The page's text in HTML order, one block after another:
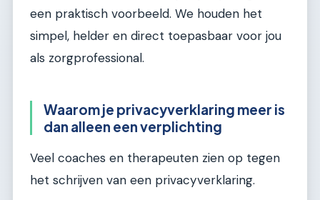
een praktisch voorbeeld. We houden het
simpel, helder en direct toepasbaar voor jou
als zorgprofessional.
Waarom je privacyverklaring meer is
dan alleen een verplichting
Veel coaches en therapeuten zien op tegen
het schrijven van een privacyverklaring.